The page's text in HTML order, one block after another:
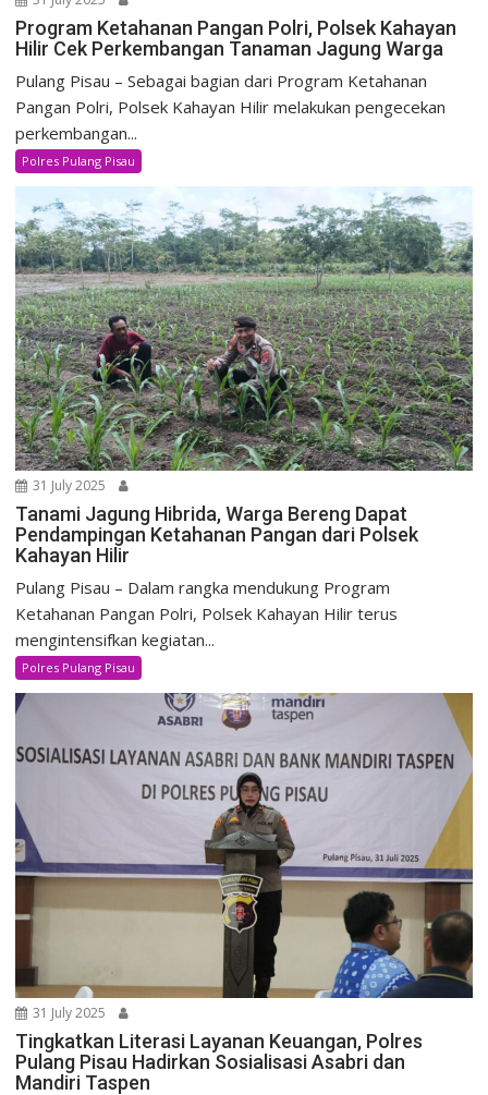
Program Ketahanan Pangan Polri, Polsek Kahayan
Hilir Cek Perkembangan Tanaman Jagung Warga
Pulang Pisau – Sebagai bagian dari Program Ketahanan
Pangan Polri, Polsek Kahayan Hilir melakukan pengecekan
perkembangan...
Polres Pulang Pisau
31 July 2025
Tanami Jagung Hibrida, Warga Bereng Dapat
Pendampingan Ketahanan Pangan dari Polsek
Kahayan Hilir
Pulang Pisau – Dalam rangka mendukung Program
Ketahanan Pangan Polri, Polsek Kahayan Hilir terus
mengintensifkan kegiatan...
Polres Pulang Pisau
31 July 2025
Tingkatkan Literasi Layanan Keuangan, Polres
Pulang Pisau Hadirkan Sosialisasi Asabri dan
Mandiri Taspen